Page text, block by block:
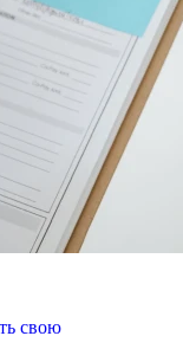
свою